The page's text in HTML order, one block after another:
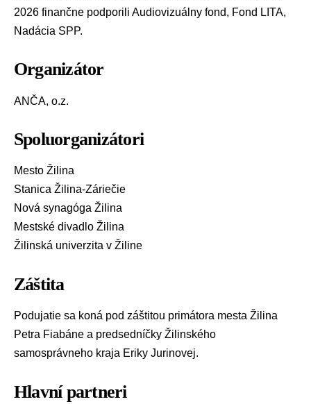
2026 finančne podporili Audiovizuálny fond, Fond LITA,
Nadácia SPP.
Organizátor
ANČA, o.z.
Spoluorganizátori
Mesto Žilina
Stanica Žilina-Záriečie
Nová synagóga Žilina
Mestské divadlo Žilina
Žilinská univerzita v Žiline
Záštita
Podujatie sa koná pod záštitou primátora mesta Žilina
Petra Fiabáne a predsedníčky Žilinského
samosprávneho kraja Eriky Jurinovej.
Hlavní partneri